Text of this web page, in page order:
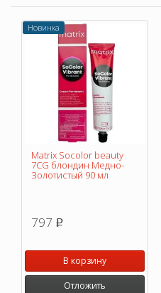
Новинка
Matrix Socolor beauty
7CG блондин Медно-
Золотистый 90 мл
797 p
В корзину
Отложить